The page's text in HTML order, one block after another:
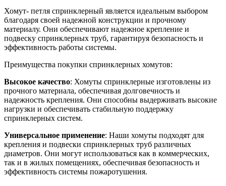
Хомут- петля спринклерный является идеальным выбором
благодаря своей надежной конструкции и прочному
материалу. Они обеспечивают надежное крепление и
подвеску спринклерных труб, гарантируя безопасность и
эффективность работы системы.
Преимущества покупки спринклерных хомутов:
Высокое качество: Хомуты спринклерные изготовлены из
прочного материала, обеспечивая долговечность и
надежность крепления. Они способны выдерживать высокие
нагрузки и обеспечивать стабильную поддержку
спринклерных систем.
Универсальное применение: Наши хомуты подходят для
крепления и подвески спринклерных труб различных
диаметров. Они могут использоваться как в коммерческих,
так и в жилых помещениях, обеспечивая безопасность и
эффективность системы пожаротушения.